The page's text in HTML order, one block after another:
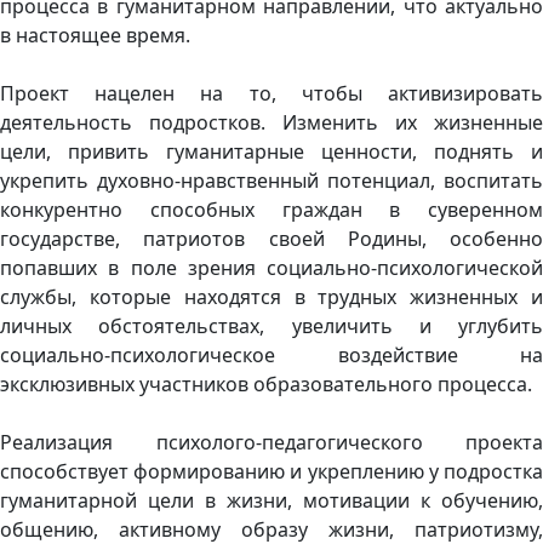
процесса в гуманитарном направлении, что актуально
в настоящее время.
Проект нацелен на то, чтобы активизировать
деятельность подростков. Изменить их жизненные
цели, привить гуманитарные ценности, поднять и
укрепить духовно-нравственный потенциал, воспитать
конкурентно способных граждан в суверенном
государстве, патриотов своей Родины, особенно
попавших в поле зрения социально-психологической
службы, которые находятся в трудных жизненных и
личных обстоятельствах, увеличить и углубить
социально-психологическое воздействие на
эксклюзивных участников образовательного процесса.
Реализация психолого-педагогического проекта
способствует формированию и укреплению у подростка
гуманитарной цели в жизни, мотивации к обучению,
общению, активному образу жизни, патриотизму,